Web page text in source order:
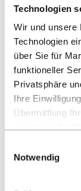
Technologien
Wir und unsere
Technologien
über Sie für
funktioneller
Privatsphäre
Ihre
Übermittlung
Risiko, dass
Notwendig
05.03.2026
Chef vum
FRÜH Gastronomie
04.03.2026
Es gibt ihn
FRÜH
Chef vum